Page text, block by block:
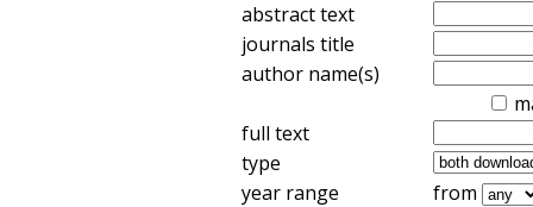
abstract text
journals title
author name(s)
full text
type
year range
from